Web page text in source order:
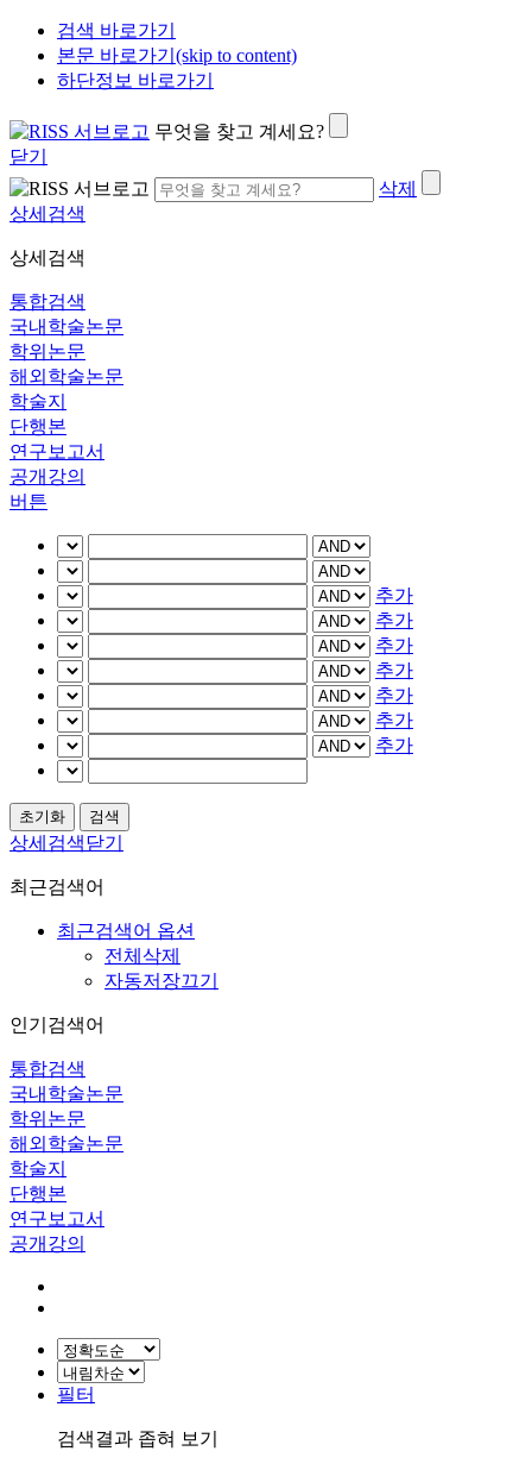
검색 바로가기
본문 바로가기(skip to content)
하단정보 바로가기
무엇을 찾고 계세요?
닫기
삭제
상세검색
상세검색
통합검색
국내학술논문
학위논문
해외학술논문
학술지
단행본
연구보고서
공개강의
버튼
추가
추가
추가
추가
추가
추가
추가
상세검색닫기
최근검색어
최근검색어 옵션
전체삭제
자동저장끄기
인기검색어
통합검색
국내학술논문
학위논문
해외학술논문
학술지
단행본
연구보고서
공개강의
필터
검색결과 좁혀 보기